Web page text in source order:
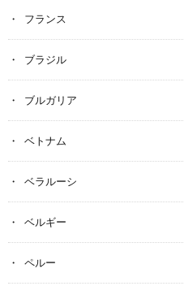
フランス
ブラジル
ブルガリア
ベトナム
ベラルーシ
ベルギー
ペルー